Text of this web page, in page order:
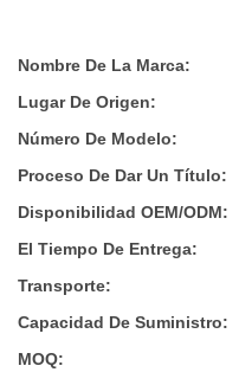
Nombre De La Marca:
Lugar De Origen:
Número De Modelo:
Proceso De Dar Un Título:
Disponibilidad OEM/ODM:
El Tiempo De Entrega:
Transporte:
Capacidad De Suministro:
MOQ: